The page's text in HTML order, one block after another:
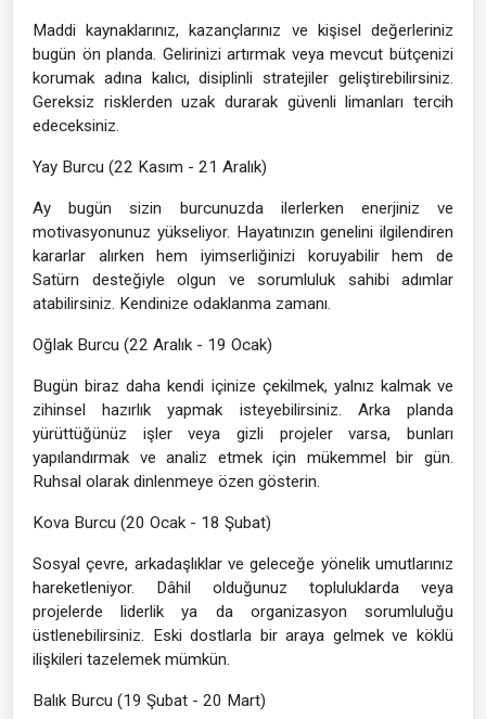
Maddi kaynaklarınız, kazançlarınız ve kişisel değerleriniz
bugün ön planda. Gelirinizi artırmak veya mevcut bütçenizi
korumak adına kalıcı, disiplinli stratejiler geliştirebilirsiniz.
Gereksiz risklerden uzak durarak güvenli limanları tercih
edeceksiniz.
Yay Burcu (22 Kasım - 21 Aralık)
Ay bugün sizin burcunuzda ilerlerken enerjiniz ve
motivasyonunuz yükseliyor. Hayatınızın genelini ilgilendiren
kararlar alırken hem iyimserliğinizi koruyabilir hem de
Satürn desteğiyle olgun ve sorumluluk sahibi adımlar
atabilirsiniz. Kendinize odaklanma zamanı.
Oğlak Burcu (22 Aralık - 19 Ocak)
Bugün biraz daha kendi içinize çekilmek, yalnız kalmak ve
zihinsel hazırlık yapmak isteyebilirsiniz. Arka planda
yürüttüğünüz işler veya gizli projeler varsa, bunları
yapılandırmak ve analiz etmek için mükemmel bir gün.
Ruhsal olarak dinlenmeye özen gösterin.
Kova Burcu (20 Ocak - 18 Şubat)
Sosyal çevre, arkadaşlıklar ve geleceğe yönelik umutlarınız
hareketleniyor. Dâhil olduğunuz topluluklarda veya
projelerde liderlik ya da organizasyon sorumluluğu
üstlenebilirsiniz. Eski dostlarla bir araya gelmek ve köklü
ilişkileri tazelemek mümkün.
Balık Burcu (19 Şubat - 20 Mart)